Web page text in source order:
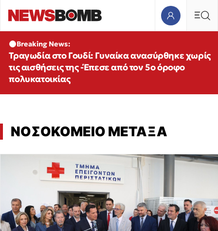
Breaking News:
Τραγωδία στο Γουδί: Γυναίκα ανασύρθηκε χωρίς
τις αισθήσεις της -Έπεσε από τον 5ο όροφο
πολυκατοικίας
ΝΟΣΟΚΟΜΕΙΟ ΜΕΤΑΞΑ